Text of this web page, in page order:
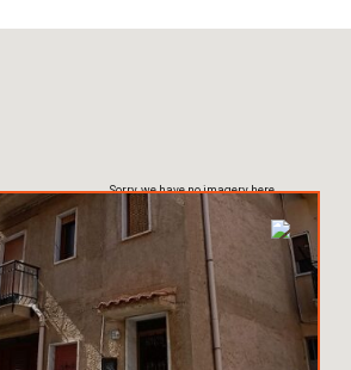
Sorry, we have no imagery here.